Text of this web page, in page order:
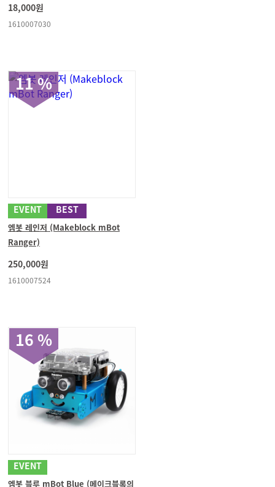
18,000원
1610007030
11 %
EVENT BEST
엠봇 레인저 (Makeblock mBot
Ranger)
250,000원
1610007524
16 %
EVENT
엠봇 블루 mBot Blue (메이크블록의